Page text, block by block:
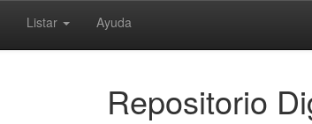
Listar Ayuda
Repositorio